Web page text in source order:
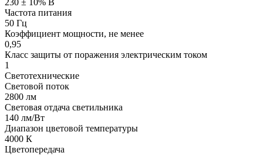
Частота питания
50 Гц
Коэффициент мощности, не менее
0,95
Класс защиты от поражения электрическим током
1
Светотехнические
Световой поток
2800 лм
Световая отдача светильника
140 лм/Вт
Диапазон цветовой температуры
4000 К
Цветопередача